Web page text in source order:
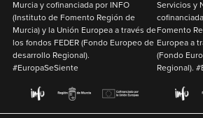
Murcia y cofinanciada por INFO
(Instituto de Fomento Región de
Murcia) y la Unión Europeaa través de
los fondos FEDER(Fondo Europeo de
desarrollo Regional).
#EuropaSeSiente
Servicios y
Fomento
Europeaa
(Fondo
Regional).